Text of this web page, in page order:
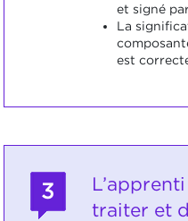
et signé
La
est
3
traiter et